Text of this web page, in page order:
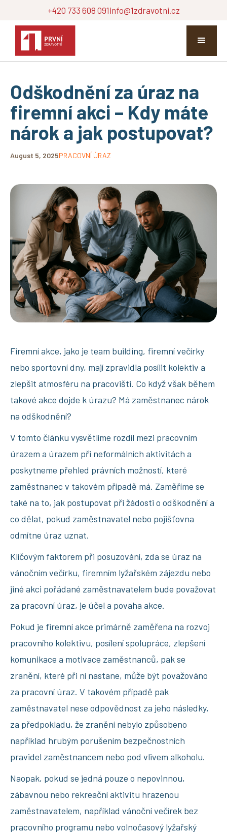
+420 733 608 091info@1zdravotni.cz
Odškodnění za úraz na
firemní akci – Kdy máte
nárok a jak postupovat?
August 5, 2025PRACOVNÍ ÚRAZ
Firemní akce, jako je team building, firemní večírky
nebo sportovní dny, mají zpravidla posílit kolektiv a
zlepšit atmosféru na pracovišti. Co když však během
takové akce dojde k úrazu? Má zaměstnanec nárok
na odškodnění?
V tomto článku vysvětlíme rozdíl mezi pracovním
úrazem a úrazem při neformálních aktivitách a
poskytneme přehled právních možností, které
zaměstnanec v takovém případě má. Zaměříme se
také na to, jak postupovat při žádosti o odškodnění a
co dělat, pokud zaměstnavatel nebo pojišťovna
odmítne úraz uznat.
Klíčovým faktorem při posuzování, zda se úraz na
vánočním večírku, firemním lyžařském zájezdu nebo
jiné akci pořádané zaměstnavatelem bude považovat
za pracovní úraz, je účel a povaha akce.
Pokud je firemní akce primárně zaměřena na rozvoj
pracovního kolektivu, posílení spolupráce, zlepšení
komunikace a motivace zaměstnanců, pak se
zranění, které při ní nastane, může být považováno
za pracovní úraz. V takovém případě pak
zaměstnavatel nese odpovědnost za jeho následky,
za předpokladu, že zranění nebylo způsobeno
například hrubým porušením bezpečnostních
pravidel zaměstnancem nebo pod vlivem alkoholu.
Naopak, pokud se jedná pouze o nepovinnou,
zábavnou nebo rekreační aktivitu hrazenou
zaměstnavatelem, například vánoční večírek bez
pracovního programu nebo volnočasový lyžařský